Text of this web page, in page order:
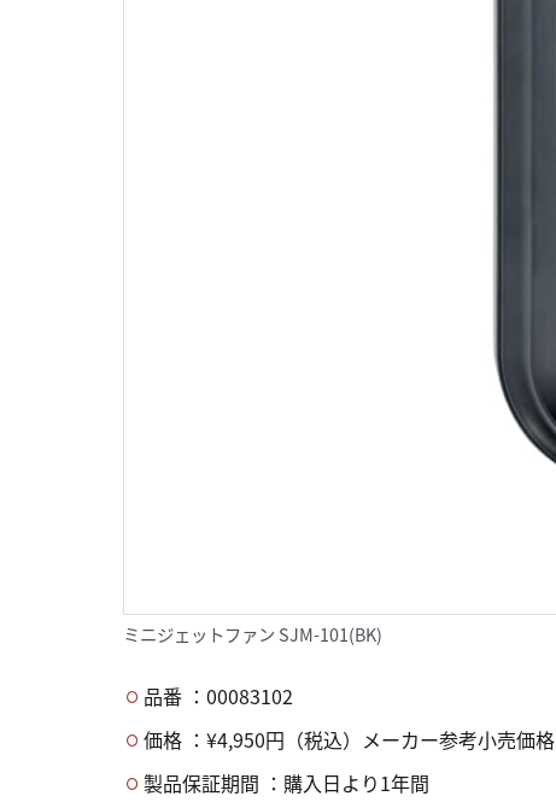
ミニジェットファン SJM-101(BK)
品番 ：00083102
価格 ：¥4,950円（税込）メーカー参考小売価格
製品保証期間 ：購入日より1年間